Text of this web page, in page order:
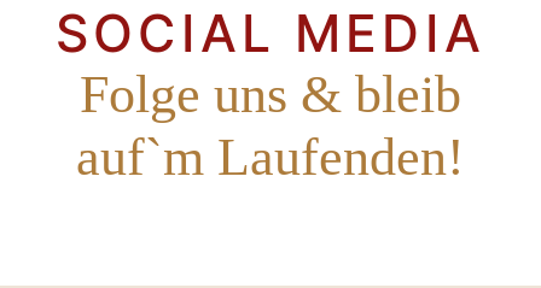
SOCIAL MEDIA
Folge uns & bleib
auf`m Laufenden!